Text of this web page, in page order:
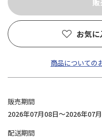
お気
商品についての
販売期間
2026年07月08日～2026年07
配送期間